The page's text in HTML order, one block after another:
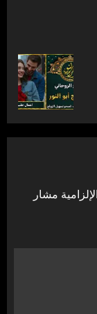
مشار